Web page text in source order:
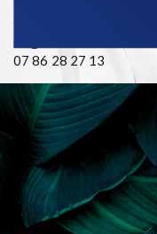
mt@aetm-immobilier.com
07 86 28 27 13